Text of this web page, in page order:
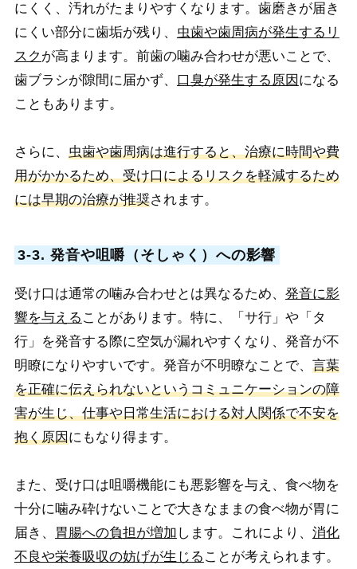
にくく、汚れがたまりやすくなります。歯磨きが届き
にくい部分に歯垢が残り、 虫歯や歯周病が発生するリ
スク が高まります。前歯の噛み合わせが悪いことで、
歯ブラシが隙間に届かず、
口臭が発生する原因 になる
こともあります。
さらに、 虫歯や歯周病は進行すると、治療に時間や費
用がかかるため、受け口によるリスクを軽減するため
には早期の治療が推奨されます。
3-3. 発音や咀嚼（そしゃく）への影響
受け口は通常の噛み合わせとは異なるため、 発音に影
響を与える ことがあります。特に、「サ行」や「タ
行」を発音する際に空気が漏れやすくなり、発音が不
明瞭になりやすいです。 発音が不明瞭なことで、 言葉
を正確に伝えられないというコミュニケーションの障
害が生じ、仕事や日常生活における対人関係で不安を
抱く原因にもなり得ます。
また、受け口は咀嚼機能にも悪影響を与え、食べ物を
十分に噛み砕けないことで大きなままの食べ物が胃に
届き、
胃腸への負担が増加 します。これにより、 消化
不良や栄養吸収の妨げが生じる ことが考えられます。